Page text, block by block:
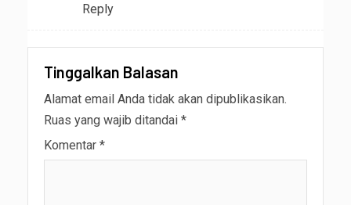
Reply
Tinggalkan Balasan
Alamat email Anda tidak akan dipublikasikan.
Ruas yang wajib ditandai *
Komentar *